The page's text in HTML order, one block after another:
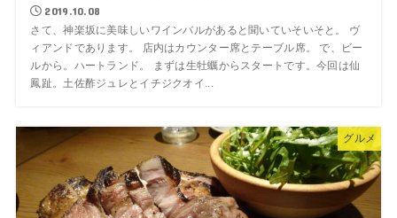
2019.10.08
さて、神楽坂に美味しいワインバルがあると聞いていそいそと。 ヴ
ィアンドであります。 店内はカウンター席とテーブル席。 で、ビー
ルから。ハートランド。 まずは生牡蠣からスタートです。今回は仙
鳳趾。土佐酢ジュレとイチジクオイ...
グルメ